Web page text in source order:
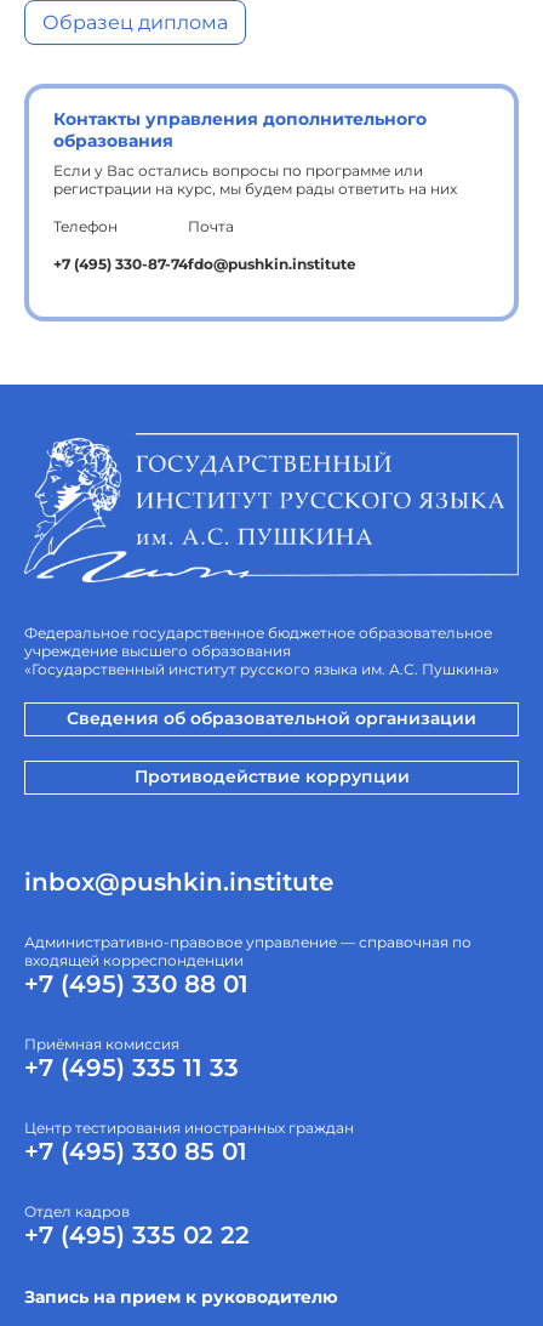
Образец диплома
Контакты управления дополнительного
образования
Если у Вас остались вопросы по программе или
регистрации на курс, мы будем рады ответить на них
Телефон
+7 (495) 330-87-74
Почта
fdo@pushkin.institute
Федеральное государственное бюджетное образовательное
учреждение высшего образования
«Государственный институт русского языка им. А.С. Пушкина»
Сведения об образовательной организации
Противодействие коррупции
inbox@pushkin.institute
Административно-правовое управление — справочная по
входящей корреспонденции
+7 (495) 330 88 01
Приёмная комиссия
+7 (495) 335 11 33
Центр тестирования иностранных граждан
+7 (495) 330 85 01
Отдел кадров
+7 (495) 335 02 22
Запись на прием к руководителю